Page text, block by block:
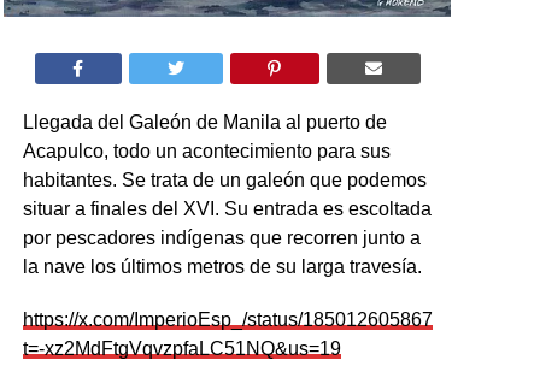
Llegada del Galeón de Manila al puerto de
Acapulco, todo un acontecimiento para sus
habitantes. Se trata de un galeón que podemos
situar a finales del XVI. Su entrada es escoltada
por pescadores indígenas que recorren junto a
la nave los últimos metros de su larga travesía.
https://x.com/ImperioEsp_/status/1850126058676187398?
t=-xz2MdFtgVqvzpfaLC51NQ&us=19